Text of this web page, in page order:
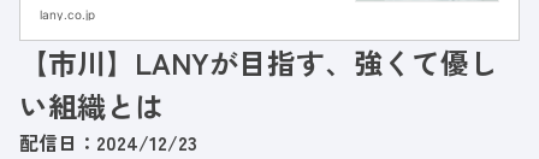
ルマーケティングに従事。大規模サイトのSEO
ングなど多種多様な業務を経験。その後、株式
会社LANYを創業し、Webメディア・サービス
サイト・データベース型サイトなど幅広いモデ
ルのSEO改善をプレイヤーとしてサポート。現
在もプレイヤーとして多くの企業のSEOコンサ
lany.co.jp
【市川】LANYが目指す、強くて優し
い組織とは
配信日：2024/12/23